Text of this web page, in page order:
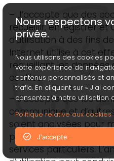
– J’accepte que des
recueillir, enregistrer et
d’utilisation à des fins
Internet utilise à cet
recueillant les données
cookies.
– J’accepte que les
communique et
soient analysées pour
publicité
services particuliers.
Nous respectons
privée.
Nous utilisons des cookies
votre expérience de
contenus personnalisés et
trafic. En cliquant sur « J'ai
consentez à notre utilisation
Politique relative aux cookies
J'accepte